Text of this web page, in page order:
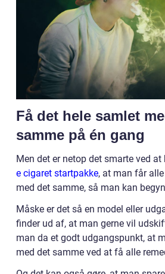
Få det hele samlet
samme på én gang
Men det er netop det smarte ved at
e cigaret startpakke, at man får
med det samme, så man kan
Måske er det så en model eller
finder ud af, at man gerne vil
man da et godt udgangspunkt, at
med det samme ved at få alle